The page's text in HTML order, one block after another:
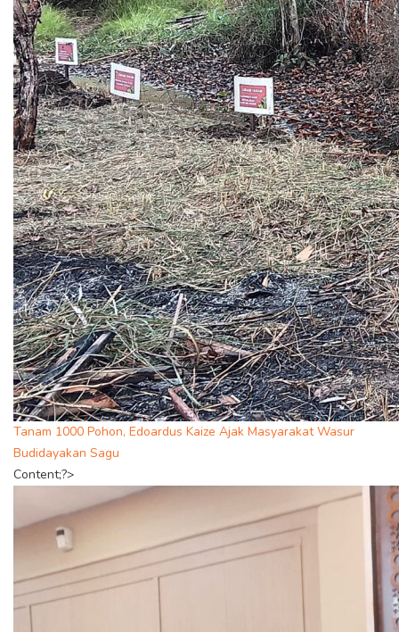
Tanam 1000 Pohon, Edoardus Kaize Ajak Masyarakat Wasur
Budidayakan Sagu
Content;?>